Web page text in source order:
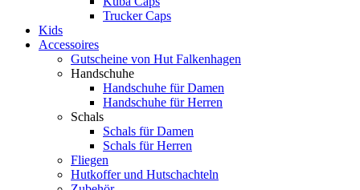
Trucker Caps
Kids
Accessoires
Gutscheine von Hut Falkenhagen
Handschuhe
Handschuhe für Damen
Handschuhe für Herren
Schals
Schals für Damen
Schals für Herren
Fliegen
Hutkoffer und Hutschachteln